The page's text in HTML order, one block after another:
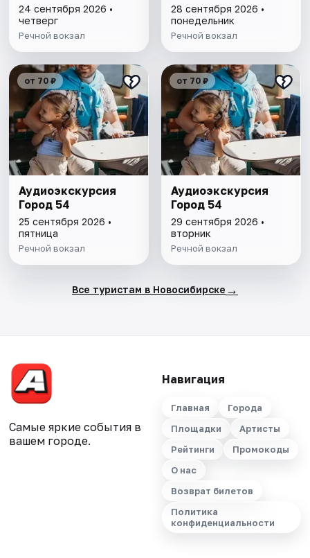
24 сентября 2026 •
четверг
Речной вокзал
28 сентября 2026 •
понедельник
Речной вокзал
от 70 ₽
Аудиоэкскурсия
Город 54
25 сентября 2026 •
пятница
Речной вокзал
от 70 ₽
Аудиоэкскурсия
Город 54
29 сентября 2026 •
вторник
Речной вокзал
Все туристам в Новосибирске →
Самые яркие события в
вашем городе.
Навигация
Главная
Города
Площадки
Артисты
Рейтинги
Промокоды
О нас
Возврат билетов
Политика
конфиденциальности